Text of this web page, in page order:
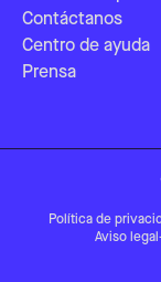
Contáctanos
Centro de ayuda
Prensa
Política de
Aviso legal